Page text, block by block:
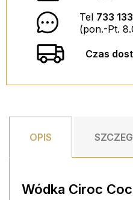
BILECIK Z
Tel 733
(pon.-Pt.
Czas
OPIS
Wódka Ciroc